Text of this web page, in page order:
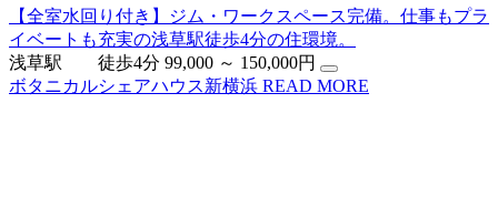
【全室水回り付き】ジム・ワークスペース完備。仕事もプラ
イベートも充実の浅草駅徒歩4分の住環境。
浅草駅 徒歩4分 99,000 ～ 150,000円
ボタニカルシェアハウス新横浜 READ MORE